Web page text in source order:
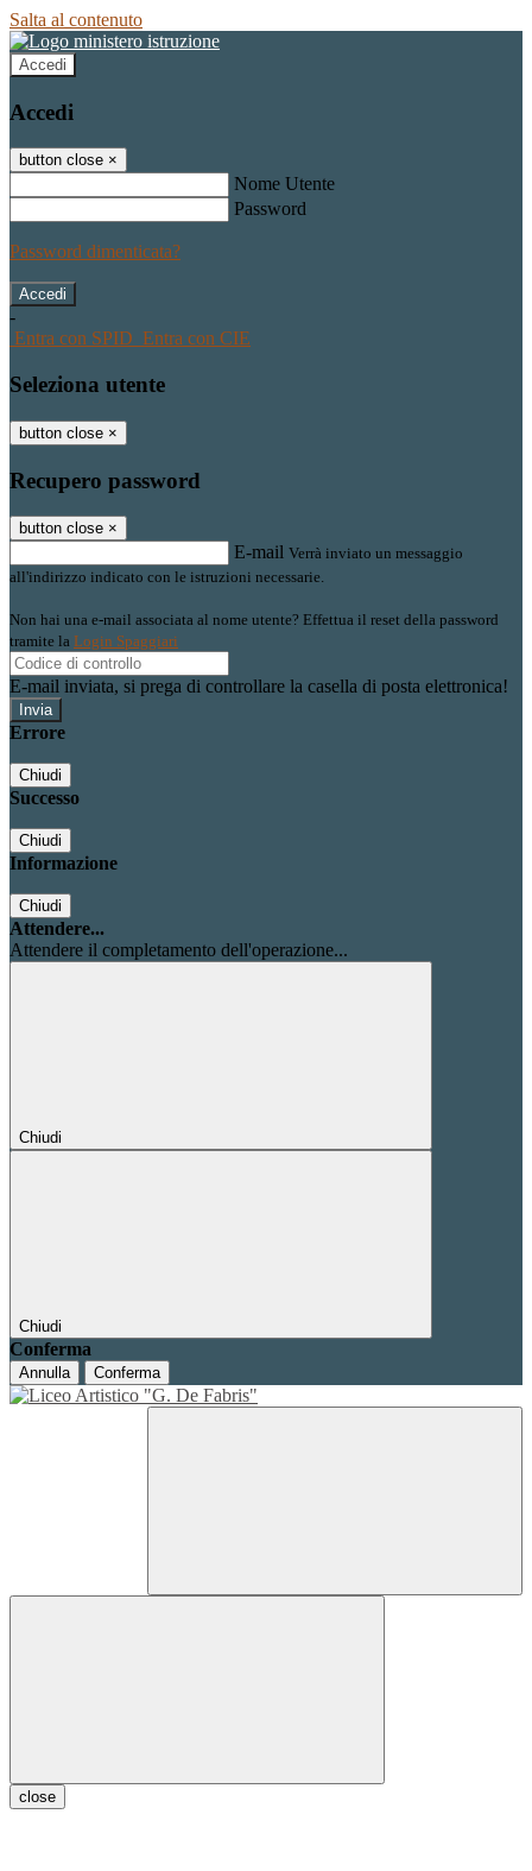
Salta al contenuto
Accedi
Accedi
button close ×
Nome Utente
Password
Password dimenticata?
-
Entra con SPID Entra con CIE
Seleziona utente
button close ×
Recupero password
button close ×
E-mail Verrà inviato un messaggio
all'indirizzo indicato con le istruzioni necessarie.
Non hai una e-mail associata al nome utente? Effettua il reset della password
tramite la Login Spaggiari
E-mail inviata, si prega di controllare la casella di posta elettronica!
Errore
Chiudi
Successo
Chiudi
Informazione
Chiudi
Attendere...
Attendere il completamento dell'operazione...
Chiudi
Chiudi
Conferma
Annulla Conferma
close